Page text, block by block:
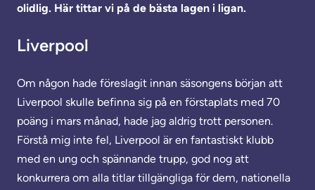
olidlig. Här tittar vi på de bästa lagen i ligan.
Liverpool
Om någon hade föreslagit innan säsongens början att
Liverpool skulle befinna sig på en förstaplats med 70
poäng i mars månad, hade jag aldrig trott personen.
Förstå mig inte fel, Liverpool är en fantastiskt klubb
med en ung och spännande trupp, god nog att
konkurrera om alla titlar tillgängliga för dem, nationella